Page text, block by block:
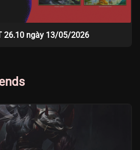
26.10 ngày 13/05/2026